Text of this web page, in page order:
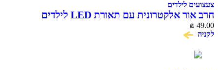
צעצועים לילדים
חרב אור אלקטרונית עם תאורת LED לילדים
₪ 49.00
לקניה